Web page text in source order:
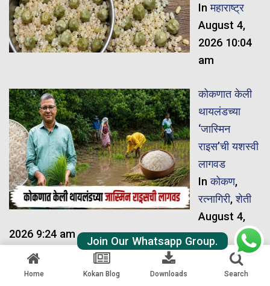
Inमहाराष्ट्र
August 4,
2026 10:04
am
कोकणात केली
थायलंडच्या
‘जास्मिन
राइस’ची यशस्वी
लागवड
Inकोकण,
रत्नागिरी,शेती
August 4,
2026 9:24 am
कुटगिरी येथे
Home Kokan Blog Downloads Search
Join Our Whatsapp Group.